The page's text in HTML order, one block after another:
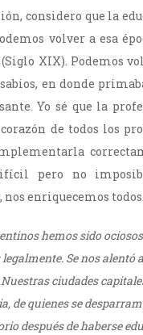
considero que la
volver a esa
XIX). Podemos
en donde
Yo sé que la
de todos los
pero no
nos enriquecemos todos.
hemos sido
Se nos alentó
ciudades
de quienes se
después de haberse